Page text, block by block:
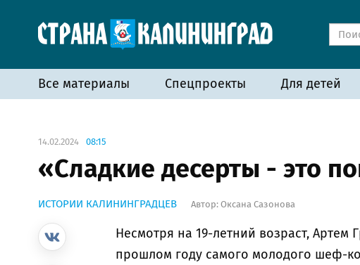
Все материалы Спецпроекты Для детей
14.02.2024 08:15
«Сладкие десерты - это
ИСТОРИИ КАЛИНИНГРАДЦЕВ Автор: Оксана Сазонова
Несмотря на 19-летний возраст,
прошлом году самого молодого шеф-